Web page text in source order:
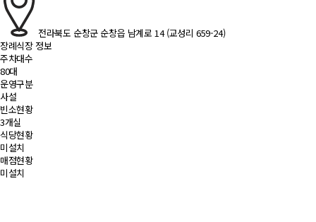
전라북도 순창군 순창읍 남계로 14 (교성리 659-24)
장례식장 정보
주차대수
80대
운영구분
사설
빈소현황
3개실
식당현황
미설치
매점현황
미설치